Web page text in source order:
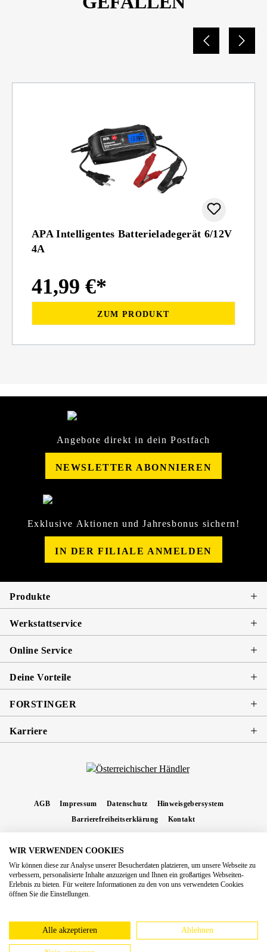
APA Intelligentes Batterieladegerät 6/12V
4A
41,99 €*
ZUM PRODUKT
Angebote direkt in dein Postfach
NEWSLETTER ABONNIEREN
Exklusive Aktionen und Jahresbonus sichern!
IN DER FILIALE ANMELDEN
Produkte
Werkstattservice
Online Service
Deine Vorteile
FORSTINGER
Karriere
AGB Impressum Datenschutz
Hinweisgebersystem
Barrierefreiheitserklärung
Kontakt
Nachnahmegebühren, wenn nicht anders angegeben.
Copyright 2026 Forstinger Österreich GmbH
Königstetter Straße 128 - 134/OG3, 3430 Tulln
europäschen Online-Streitbeilegungs-Plattform hinzuweisen: webgate.ec.europa.eu/odr
WIR VERWENDEN COOKIES
Wir können diese zur Analyse unserer Besucherdaten platzieren, um unsere Webseite zu
verbessern, personalisierte Inhalte anzuzeigen und Ihnen ein großartiges Webseiten-
Erlebnis zu bieten. Für weitere Informationen zu den von uns verwendeten Cookies
öffnen Sie die Einstellungen.
Alle akzeptieren Ablehnen